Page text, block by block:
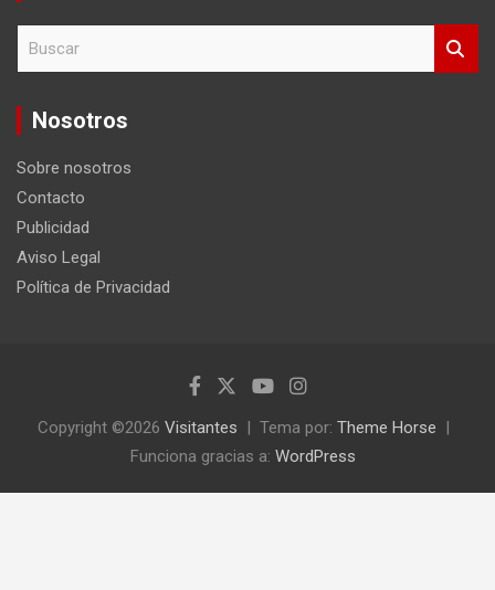
c
Nosotros
Sobre nosotros
Contacto
Publicidad
Aviso Legal
Política de Privacidad
Copyright ©2026 Visitantes Tema por: Theme Horse
Funciona gracias a: WordPress